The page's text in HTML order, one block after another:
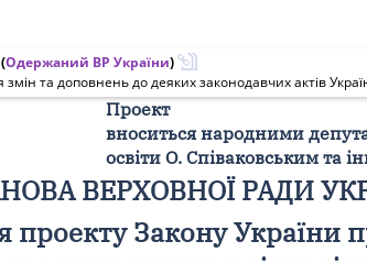
(Одержаний ВР України)